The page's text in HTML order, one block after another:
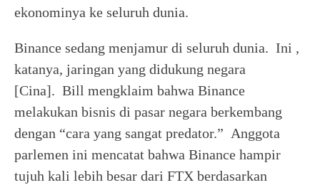
ekonominya ke seluruh dunia.
Binance sedang menjamur di seluruh dunia. Ini ,
katanya, jaringan yang didukung negara
[Cina]. Bill mengklaim bahwa Binance
melakukan bisnis di pasar negara berkembang
dengan “cara yang sangat predator.” Anggota
parlemen ini mencatat bahwa Binance hampir
tujuh kali lebih besar dari FTX berdasarkan